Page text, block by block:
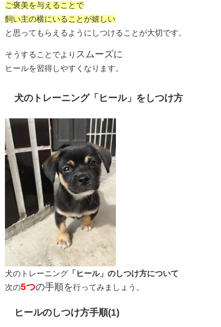
ご褒美を与えることで
飼い主の横にいることが嬉しい
と思ってもらえるようにしつけることが大切です。
そうすることでより スムーズに
ヒールを習得しやすくなります。
犬のトレーニング「ヒール」をしつけ方
犬のトレーニング 「ヒール」のしつけ方について
次の5つの手順を行ってみましょう。
ヒールのしつけ方手順(1)